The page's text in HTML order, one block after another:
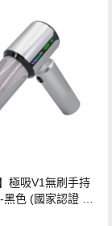
極吸V1無刷手持
黑色 (國家認證 一